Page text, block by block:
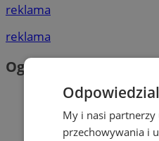
reklama
reklama
Ogłoszenia
My i nasi
przechowywania i